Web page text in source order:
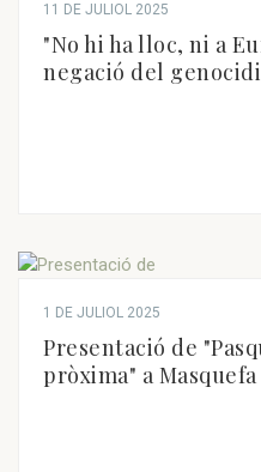
11 DE JULIOL 2025
"No hi ha lloc, ni a
negació del
1 DE JULIOL 2025
Presentació de
pròxima" a Masquefa